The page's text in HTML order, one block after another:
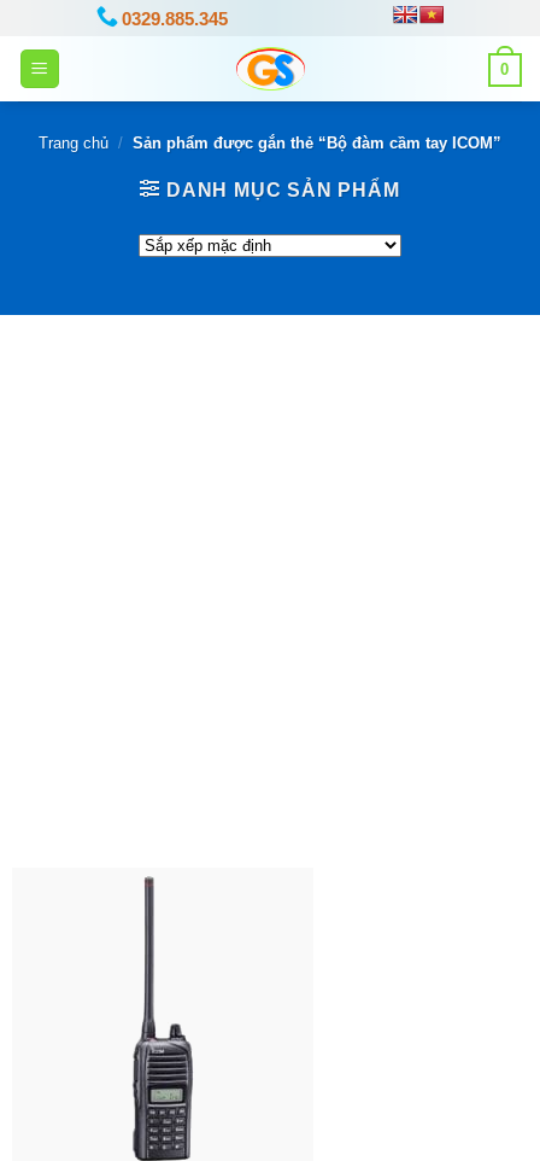
dung
0329.885.345
0
Trang chủ / Sản phẩm được gắn thẻ “Bộ đàm cầm tay ICOM”
DANH MỤC SẢN PHẨM